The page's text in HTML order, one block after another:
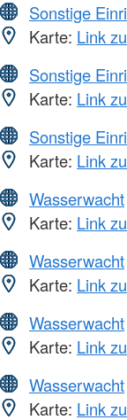
Sonstige
Karte: Link
Sonstige
Karte: Link
Sonstige
Karte: Link
Wasserwacht
Karte: Link
Wasserwacht
Karte: Link
Wasserwacht
Karte: Link
Wasserwacht
Karte: Link